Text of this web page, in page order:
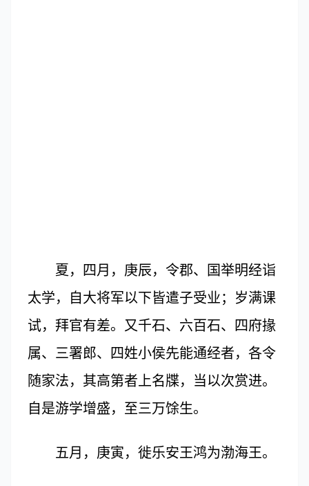
夏，四月，庚辰，令郡、国举明经诣
太学，自大将军以下皆遣子受业；岁满课
试，拜官有差。又千石、六百石、四府掾
属、三署郎、四姓小侯先能通经者，各令
随家法，其高第者上名牒，当以次赏进。
自是游学增盛，至三万馀生。
五月，庚寅，徙乐安王鸿为渤海王。